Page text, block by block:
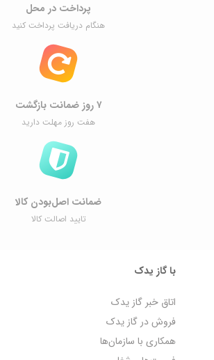
پرداخت در محل
هنگام دریافت پرداخت کنید
۷ روز ضمانت بازگشت
هفت روز مهلت دارید
ضمانت اصل‌بودن کالا
تایید اصالت کالا
با گاز یدک
اتاق خبر گاز یدک
فروش در گاز یدک
همکاری با سازمان‌ها